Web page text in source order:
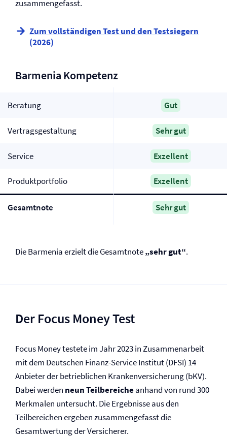
zusammengefasst.
Zum vollständigen Test und den Testsiegern
(2026)
Barmenia Kompetenz
Beratung Gut
Vertragsgestaltung Sehr gut
Service Exzellent
Produktportfolio Exzellent
Gesamtnote Sehr gut
Die Barmenia erzielt die Gesamtnote„sehr gut“.
Der Focus Money Test
Focus Money testete im Jahr 2023 in Zusammenarbeit
mit dem Deutschen Finanz-Service Institut (DFSI) 14
Anbieter der betrieblichen Kranken­versicherung (bKV).
Dabei werden neun Teilbereicheanhand von rund 300
Merkmalen untersucht. Die Ergebnisse aus den
Teilbereichen ergeben zusammengefasst die
Gesamtwertung der Versicherer.